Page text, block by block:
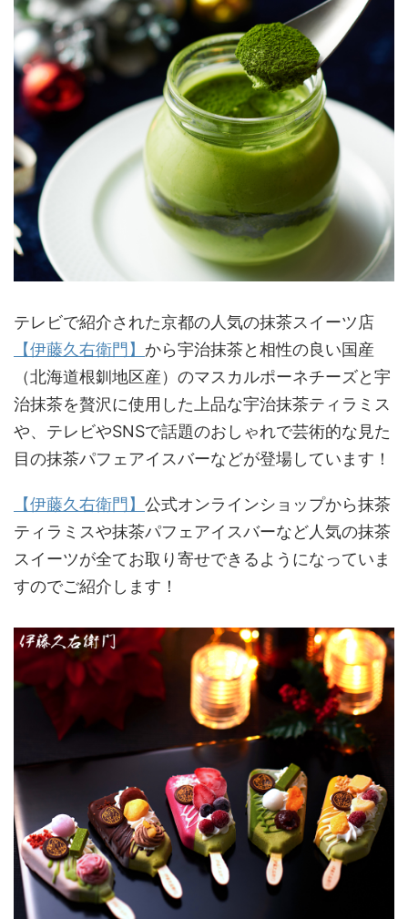
テレビで紹介された京都の人気の抹茶スイーツ店
【伊藤久右衛門】 から宇治抹茶と相性の良い国産
（北海道根釧地区産）のマスカルポーネチーズと宇
治抹茶を贅沢に使用した上品な宇治抹茶ティラミス
や、テレビやSNSで話題のおしゃれで芸術的な見た
目の抹茶パフェアイスバーなどが登場しています！
【伊藤久右衛門】 公式オンラインショップから抹茶
ティラミスや抹茶パフェアイスバーなど人気の抹茶
スイーツが全てお取り寄せできるようになっていま
すのでご紹介します！